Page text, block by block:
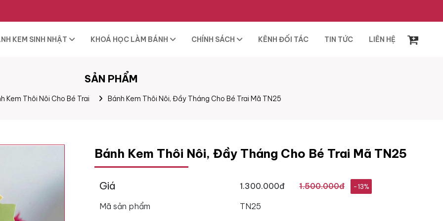
KEM SINH NHẬT KHOÁ HỌC LÀM BÁNH CHÍNH SÁCH KÊNH ĐỐI TÁC TIN TỨC LIÊN HỆ
SẢN PHẨM
Kem Thôi Nôi Cho Bé Trai Bánh Kem Thôi Nôi, Đầy Tháng Cho Bé Trai Mã TN25
Bánh Kem Thôi Nôi, Đầy Tháng Cho Bé Trai Mã TN25
Giá 1.300.000đ 1.500.000đ -13%
Mã sản phẩm
TN25